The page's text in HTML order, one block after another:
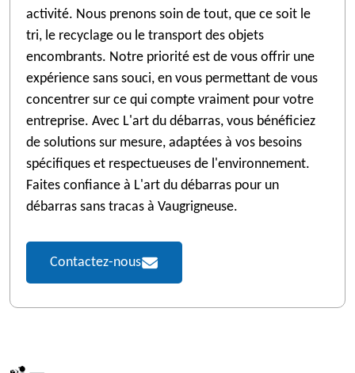
activité. Nous prenons soin de tout, que ce soit le
tri, le recyclage ou le transport des objets
encombrants. Notre priorité est de vous offrir une
expérience sans souci, en vous permettant de vous
concentrer sur ce qui compte vraiment pour votre
entreprise. Avec L'art du débarras, vous bénéficiez
de solutions sur mesure, adaptées à vos besoins
spécifiques et respectueuses de l'environnement.
Faites confiance à L'art du débarras pour un
débarras sans tracas à Vaugrigneuse.
Contactez-nous